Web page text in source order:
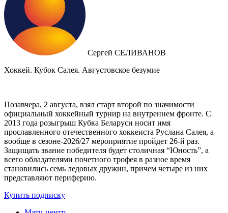
Сергей СЕЛИВАНОВ
Хоккей. Кубок Салея. Августовское безумие
Позавчера, 2 августа, взял старт второй по значимости
официальный хоккейный турнир на внутреннем фронте. C
2013 года розыгрыш Кубка Беларуси носит имя
прославленного отечественного хоккеиста Руслана Салея, а
вообще в сезоне-2026/27 мероприятие пройдет 26-й раз.
Защищать звание победителя будет столичная “Юность”, а
всего обладателями почетного трофея в разное время
становились семь ледовых дружин, причем четыре из них
представляют периферию.
Купить подписку